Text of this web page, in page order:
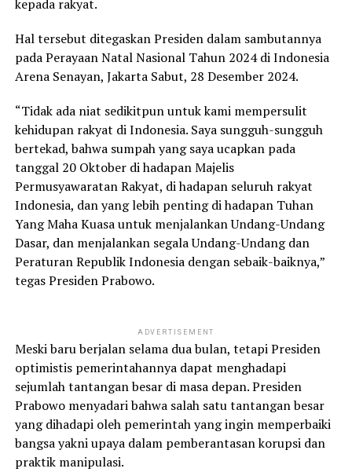
kepada rakyat.
Hal tersebut ditegaskan Presiden dalam sambutannya
pada Perayaan Natal Nasional Tahun 2024 di Indonesia
Arena Senayan, Jakarta Sabut, 28 Desember 2024.
“Tidak ada niat sedikitpun untuk kami mempersulit
kehidupan rakyat di Indonesia. Saya sungguh-sungguh
bertekad, bahwa sumpah yang saya ucapkan pada
tanggal 20 Oktober di hadapan Majelis
Permusyawaratan Rakyat, di hadapan seluruh rakyat
Indonesia, dan yang lebih penting di hadapan Tuhan
Yang Maha Kuasa untuk menjalankan Undang-Undang
Dasar, dan menjalankan segala Undang-Undang dan
Peraturan Republik Indonesia dengan sebaik-baiknya,”
tegas Presiden Prabowo.
ADVERTISEMENT
Meski baru berjalan selama dua bulan, tetapi Presiden
optimistis pemerintahannya dapat menghadapi
sejumlah tantangan besar di masa depan. Presiden
Prabowo menyadari bahwa salah satu tantangan besar
yang dihadapi oleh pemerintah yang ingin memperbaiki
bangsa yakni upaya dalam pemberantasan korupsi dan
praktik manipulasi.